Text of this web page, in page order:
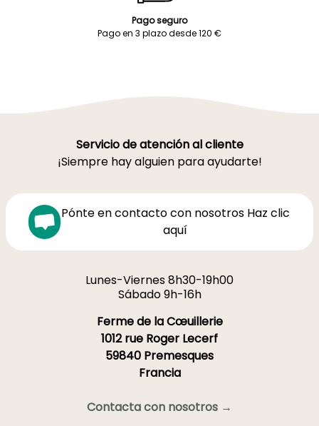
Pago seguro
Pago en 3 plazo desde 120 €
Servicio de atención al cliente
¡Siempre hay alguien para ayudarte!
Pónte en contacto con nosotros Haz clic
aquí
Lunes-Viernes 8h30-19h00
Sábado 9h-16h
Ferme de la Cœuillerie
1012 rue Roger Lecerf
59840 Premesques
Francia
Contacta con nosotros →